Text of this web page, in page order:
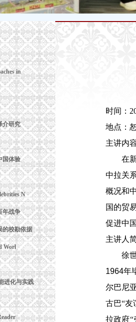
in
介研究
国体验
N
年战争
的校勘依据
Worl
进化与实践
时间：
地点：
主讲内
在
中拉关
概况和
国的贸
促进中
主讲人
徐
1964年
尔巴尼
古巴“友
拉政府“